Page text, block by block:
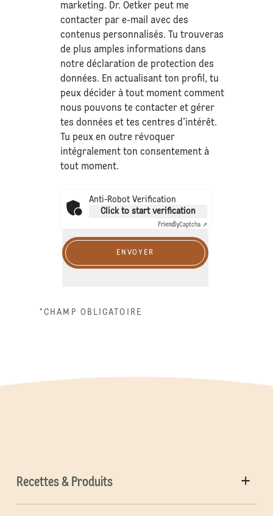
marketing. Dr. Oetker peut me
contacter par e-mail avec des
contenus personnalisés. Tu trouveras
de plus amples informations dans
notre déclaration deprotection des
données. En actualisant ton profil, tu
peux décider à tout moment comment
nous pouvons te contacter et gérer
tes données et tes centres d’intérêt.
Tu peux en outre révoquer
intégralement ton consentement à
tout moment.
Anti-Robot Verification
Click to start verification
FriendlyCaptcha ⇗
ENVOYER
*CHAMP OBLIGATOIRE
Recettes & Produits